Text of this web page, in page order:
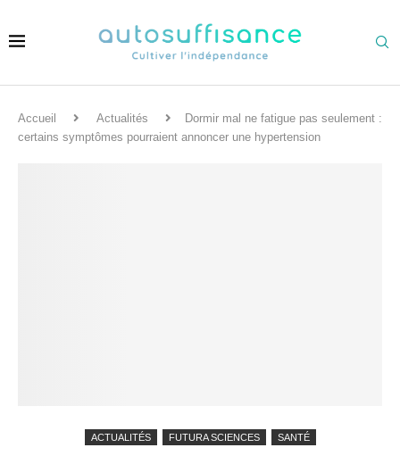
Accueil Actualités
Dormir mal ne fatigue pas seulement :
certains symptômes pourraient annoncer une hypertension
ACTUALITÉS FUTURA SCIENCES SANTÉ